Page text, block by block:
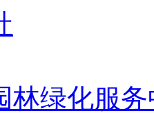
林绿化服